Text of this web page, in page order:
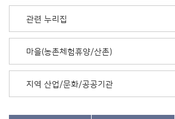
관련 누리집
마을(농촌체험휴양/산촌)
지역 산업/문화/공공기관